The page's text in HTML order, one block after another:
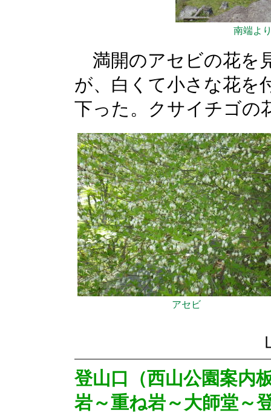
南端よ
満開のアセビの花を
が、白くて小さな花を
下った。クサイチゴの
アセビ
登山口（西山公園案内
岩～重ね岩～大師堂～